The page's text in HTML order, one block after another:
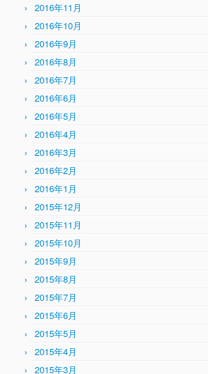
2016年11月
2016年10月
2016年9月
2016年8月
2016年7月
2016年6月
2016年5月
2016年4月
2016年3月
2016年2月
2016年1月
2015年12月
2015年11月
2015年10月
2015年9月
2015年8月
2015年7月
2015年6月
2015年5月
2015年4月
2015年3月